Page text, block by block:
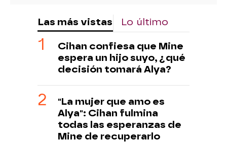
Las más vistas Lo último
Cihan confiesa que Mine
espera un hijo suyo, ¿qué
decisión tomará Alya?
"La mujer que amo es
Alya": Cihan fulmina
todas las esperanzas de
Mine de recuperarlo